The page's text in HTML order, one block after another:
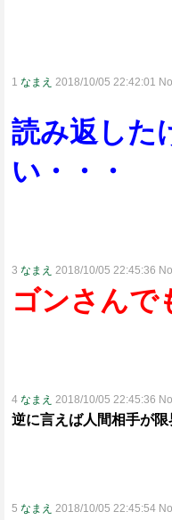
1 なまえ 2018/10/05 22:42:01
読み返した
い・・・
3 なまえ 2018/10/05 22:45:36
ゴンさんで
4 なまえ 2018/10/05 22:45:36
逆に言えば人間相手が
5 なまえ 2018/10/05 22:45:54